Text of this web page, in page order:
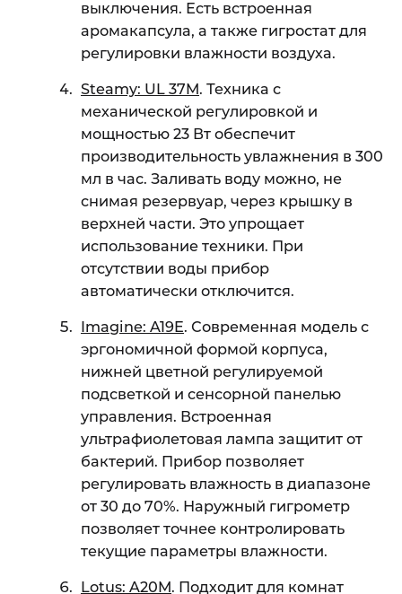
выключения. Есть встроенная
аромакапсула, а также гигростат для
регулировки влажности воздуха.
Steamy: UL 37M. Техника с
механической регулировкой и
мощностью 23 Вт обеспечит
производительность увлажнения в 300
мл в час. Заливать воду можно, не
снимая резервуар, через крышку в
верхней части. Это упрощает
использование техники. При
отсутствии воды прибор
автоматически отключится.
Imagine: A19E. Современная модель с
эргономичной формой корпуса,
нижней цветной регулируемой
подсветкой и сенсорной панелью
управления. Встроенная
ультрафиолетовая лампа защитит от
бактерий. Прибор позволяет
регулировать влажность в диапазоне
от 30 до 70%. Наружный гигрометр
позволяет точнее контролировать
текущие параметры влажности.
Lotus: A20M. Подходит для комнат